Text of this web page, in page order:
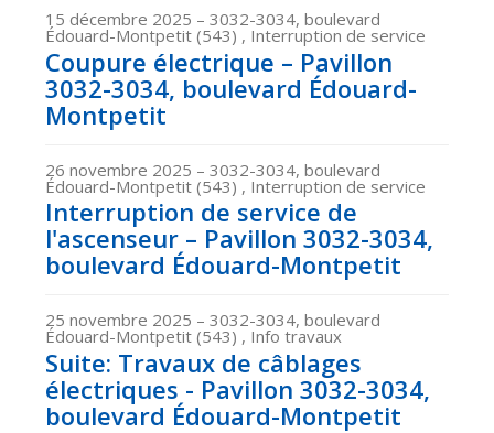
15 décembre 2025 – 3032-3034, boulevard
Édouard-Montpetit (543) , Interruption de service
Coupure électrique – Pavillon
3032-3034, boulevard Édouard-
Montpetit
26 novembre 2025 – 3032-3034, boulevard
Édouard-Montpetit (543) , Interruption de service
Interruption de service de
l'ascenseur – Pavillon 3032-3034,
boulevard Édouard-Montpetit
25 novembre 2025 – 3032-3034, boulevard
Édouard-Montpetit (543) , Info travaux
Suite: Travaux de câblages
électriques - Pavillon 3032-3034,
boulevard Édouard-Montpetit